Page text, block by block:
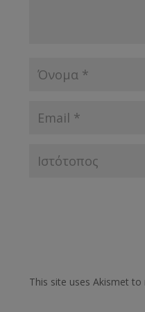
This site uses Akismet to